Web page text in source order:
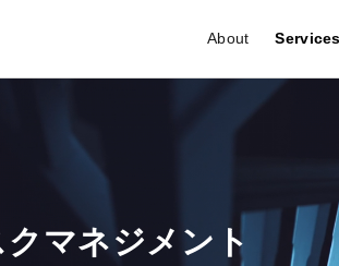
About Services
クマネジメント